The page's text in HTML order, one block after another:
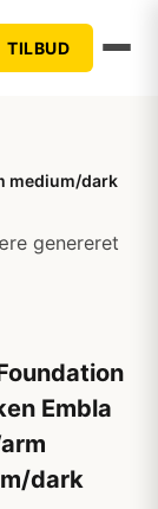
TILBUD
medium/dark
genereret
Embla
dark